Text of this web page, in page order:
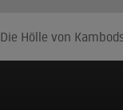
Die Hölle von